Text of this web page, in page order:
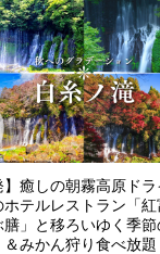
】癒しの朝霧高原ド
ホテルレストラン「紅
」と移ろいゆく季節
＆みかん狩り食べ放題